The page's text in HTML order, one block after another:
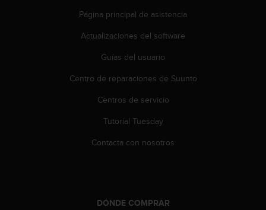
Página principal de asistencia
Actualizaciones del software
Guías del usuario
Centro de reparaciones de Suunto
Centros de servicio
Tutorial Tuesday
Contacta con nosotros
DÓNDE COMPRAR